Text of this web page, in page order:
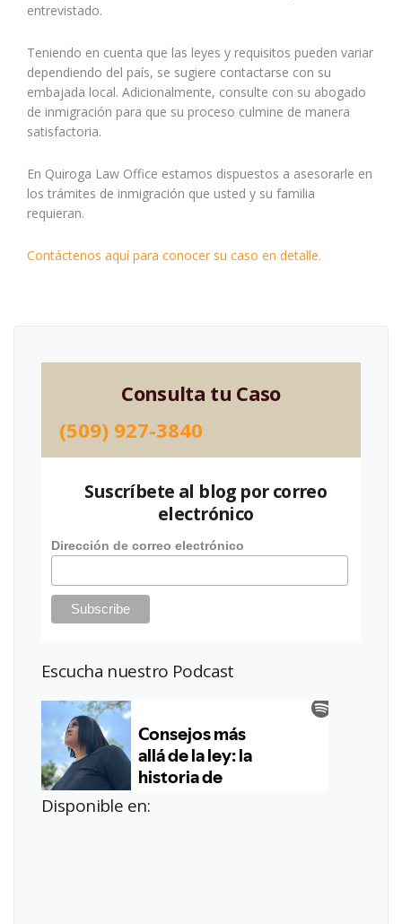
entrevistado.
Teniendo en cuenta que las leyes y requisitos pueden variar
dependiendo del país, se sugiere contactarse con su
embajada local. Adicionalmente, consulte con su abogado
de inmigración para que su proceso culmine de manera
satisfactoria.
En Quiroga Law Office estamos dispuestos a asesorarle en
los trámites de inmigración que usted y su familia
requieran.
Contáctenos aquí para conocer su caso en detalle.
Consulta tu Caso
(509) 927-3840
Suscríbete al blog por correo
electrónico
Dirección de correo electrónico
Escucha nuestro Podcast
Disponible en: